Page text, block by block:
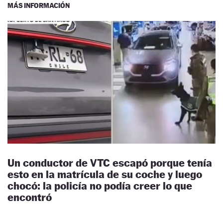
MÁS INFORMACIÓN
Un conductor de VTC escapó porque tenía
esto en la matrícula de su coche y luego
chocó: la policía no podía creer lo que
encontró